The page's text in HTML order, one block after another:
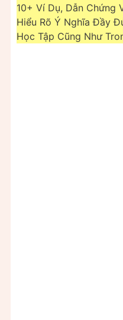
10+ Ví Dụ, Dẫn Chứng
Hiểu Rõ Ý Nghĩa Đầy
Học Tập Cũng Như